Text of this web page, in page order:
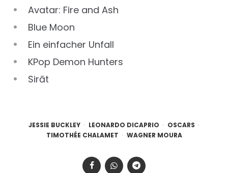
Avatar: Fire and Ash
Blue Moon
Ein einfacher Unfall
KPop Demon Hunters
Sirāt
JESSIE BUCKLEY LEONARDO DICAPRIO
OSCARS
TIMOTHÉE CHALAMET
WAGNER MOURA